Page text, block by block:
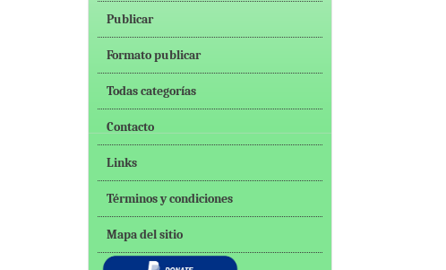
Publicar
Formato publicar
Todas categorías
Contacto
Links
Términos y condiciones
Mapa del sitio